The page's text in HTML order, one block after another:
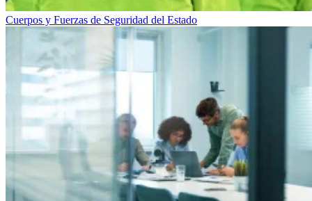
Cuerpos y Fuerzas de Seguridad del Estado